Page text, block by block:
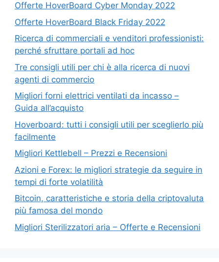
Offerte HoverBoard Cyber Monday 2022
Offerte HoverBoard Black Friday 2022
Ricerca di commerciali e venditori professionisti:
perché sfruttare portali ad hoc
Tre consigli utili per chi è alla ricerca di nuovi
agenti di commercio
Migliori forni elettrici ventilati da incasso –
Guida all’acquisto
Hoverboard: tutti i consigli utili per sceglierlo più
facilmente
Migliori Kettlebell – Prezzi e Recensioni
Azioni e Forex: le migliori strategie da seguire in
tempi di forte volatilità
Bitcoin, caratteristiche e storia della criptovaluta
più famosa del mondo
Migliori Sterilizzatori aria – Offerte e Recensioni